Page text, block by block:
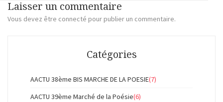
Laisser un commentaire
Vous devez être connecté pour publier un commentaire.
Catégories
AACTU 38ème BIS MARCHE DE LA POESIE(7)
AACTU 39ème Marché de la Poésie(6)